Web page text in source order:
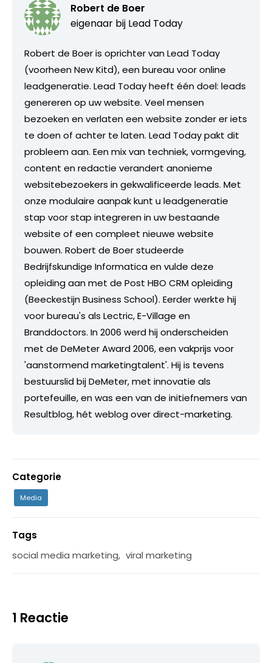
Robert de Boer
eigenaar bij Lead Today
Robert de Boer is oprichter van Lead Today
(voorheen New Kitd), een bureau voor online
leadgeneratie. Lead Today heeft één doel: leads
genereren op uw website. Veel mensen
bezoeken en verlaten een website zonder er iets
te doen of achter te laten. Lead Today pakt dit
probleem aan. Een mix van techniek, vormgeving,
content en redactie verandert anonieme
websitebezoekers in gekwalificeerde leads. Met
onze modulaire aanpak kunt u leadgeneratie
stap voor stap integreren in uw bestaande
website of een compleet nieuwe website
bouwen. Robert de Boer studeerde
Bedrijfskundige Informatica en vulde deze
opleiding aan met de Post HBO CRM opleiding
(Beeckestijn Business School). Eerder werkte hij
voor bureau's als Lectric, E-Village en
Branddoctors. In 2006 werd hij onderscheiden
met de DeMeter Award 2006, een vakprijs voor
'aanstormend marketingtalent'. Hij is tevens
bestuurslid bij DeMeter, met innovatie als
portefeuille, en was een van de initiefnemers van
Resultblog, hét weblog over direct-marketing.
Categorie
Media
Tags
social media marketing, viral marketing
1 Reactie